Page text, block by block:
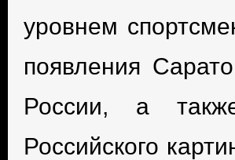
уровнем
появления
России, а
Российского